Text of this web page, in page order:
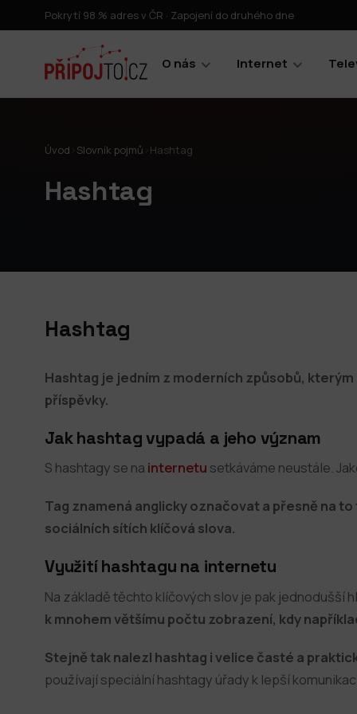
Pokrytí 98 % adres v ČR · Zapojení do druhého dne
O nás Internet
Úvod Slovník pojmů Hashtag
Hashtag
Hashtag
Hashtag je jedním z moderních způsobů,
příspěvky.
Jak hashtag vypadá a jeho význam
S hashtagy se na internetu setkáváme neustále.
Tag znamená anglicky označovat a přesně na
sociálních sítích klíčová slova.
Využití hashtagu na internetu
Na základě těchto klíčových slov je pak jednodušší
k mnohem většímu počtu zobrazení, kdy
Stejně tak nalezl hashtag i velice časté a
používají speciální hashtagy úřady k lepší